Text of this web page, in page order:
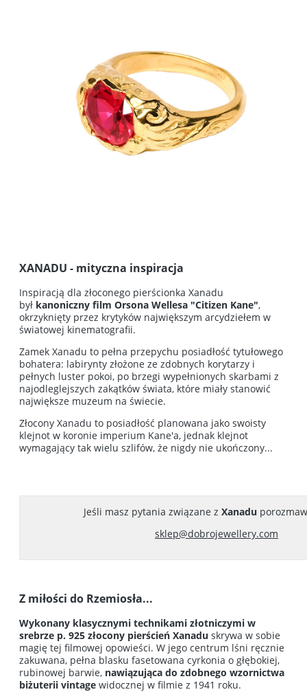
XANADU - mityczna inspiracja
Inspiracją dla złoconego pierścionka Xanadu
był kanoniczny film Orsona Wellesa "Citizen Kane",
okrzyknięty przez krytyków największym arcydziełem w
światowej kinematografii.
Zamek Xanadu to pełna przepychu posiadłość tytułowego
bohatera: labirynty złożone ze zdobnych korytarzy i
pełnych luster pokoi, po brzegi wypełnionych skarbami z
najodleglejszych zakątków świata, które miały stanowić
największe muzeum na świecie.
Złocony Xanadu to posiadłość planowana jako swoisty
klejnot w koronie imperium Kane'a, jednak klejnot
wymagający tak wielu szlifów, że nigdy nie ukończony...
Jeśli masz pytania związane z Xanadu
sklep@dobrojewellery.com
Z miłości do Rzemiosła...
Wykonany klasycznymi technikami złotniczymi w
srebrze p. 925 złocony pierścień Xanadu skrywa w sobie
magię tej filmowej opowieści. W jego centrum lśni ręcznie
zakuwana, pełna blasku fasetowana cyrkonia o głębokiej,
rubinowej barwie, nawiązująca do zdobnego wzornictwa
biżuterii vintage widocznej w filmie z 1941 roku.